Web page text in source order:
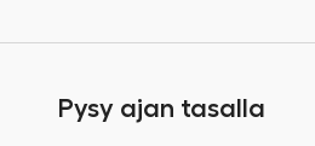
Pysy ajan tasalla